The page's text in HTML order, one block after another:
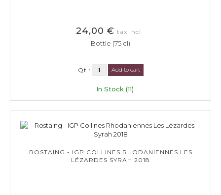
24,00 € tax incl.
Bottle (75 cl)
Qt : Add to cart
In Stock (11)
ROSTAING - IGP COLLINES RHODANIENNES LES
LÉZARDES SYRAH 2018